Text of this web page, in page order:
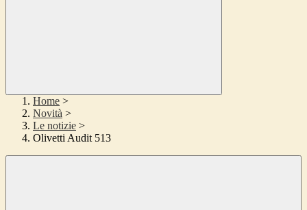
Home >
Novità >
Le notizie >
Olivetti Audit 513